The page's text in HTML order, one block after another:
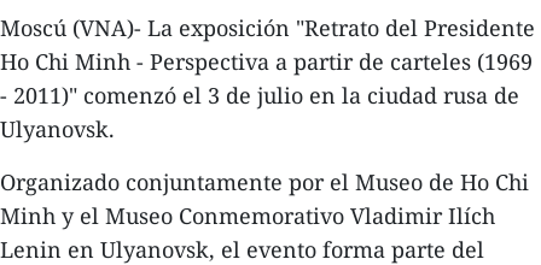
Moscú (VNA)- La exposición "Retrato del Presidente
Ho Chi Minh - Perspectiva a partir de carteles (1969
- 2011)" comenzó el 3 de julio en la ciudad rusa de
Ulyanovsk.
Organizado conjuntamente por el Museo de Ho Chi
Minh y el Museo Conmemorativo Vladimir Ilích
Lenin en Ulyanovsk, el evento forma parte del